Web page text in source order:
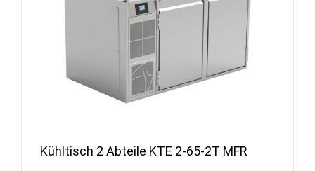
Kühltisch 2 Abteile KTE 2-65-2T MFR